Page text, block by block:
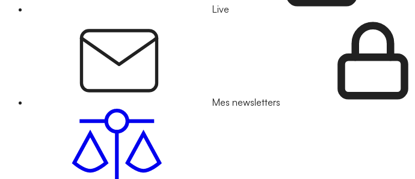
Live
Mes newsletters